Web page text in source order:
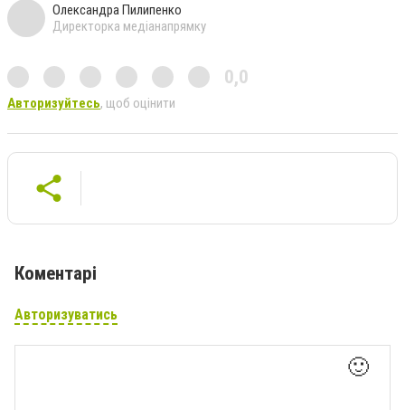
Олександра Пилипенко
Директорка медіанапрямку
0,0
Авторизуйтесь, щоб оцінити
Коментарі
Авторизуватись
🙂